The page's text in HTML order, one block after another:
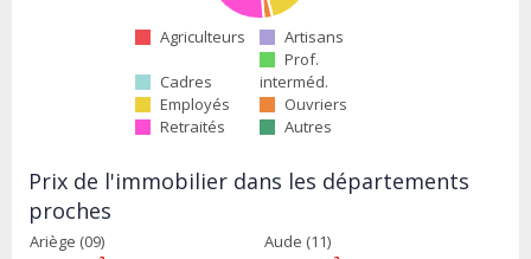
Agriculteurs Artisans
Cadres
Prof.
interméd.
Employés
Ouvriers
Retraités
Autres
Prix de l'immobilier dans les départements
proches
Ariège (09)
Aude (11)